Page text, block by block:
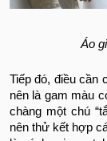
Áo
Tiếp đó, điều cần
nên là gam màu
chàng một chú
nên thử kết hợp